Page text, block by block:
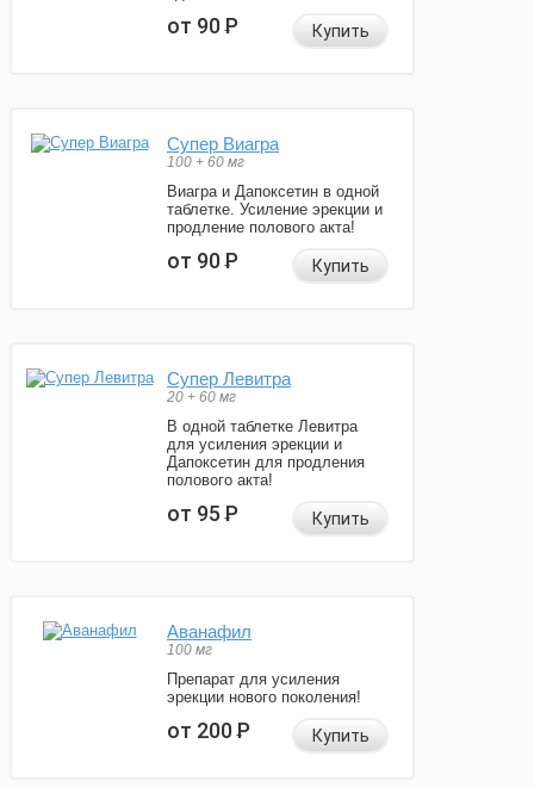
от 90Р Купить
Супер Виагра
100 + 60 мг
Виагра и Дапоксетин в одной
таблетке. Усиление эрекции и
продление полового акта!
от 90Р Купить
Супер Левитра
20 + 60 мг
В одной таблетке Левитра
для усиления эрекции и
Дапоксетин для продления
полового акта!
от 95Р Купить
Аванафил
100 мг
Препарат для усиления
эрекции нового поколения!
от 200Р Купить